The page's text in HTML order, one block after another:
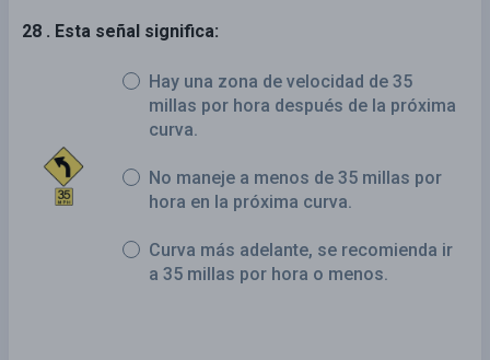
28 . Esta señal significa:
Hay una zona de velocidad de 35
millas por hora después de la próxima
curva.
No maneje a menos de 35 millas por
hora en la próxima curva.
Curva más adelante, se recomienda ir
a 35 millas por hora o menos.